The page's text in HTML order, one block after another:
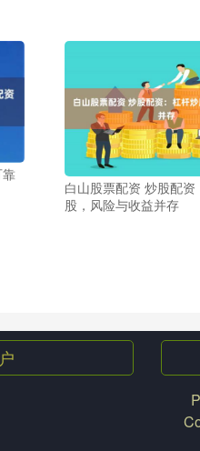
白山股票配资 炒股配资
股，风险与收益并存